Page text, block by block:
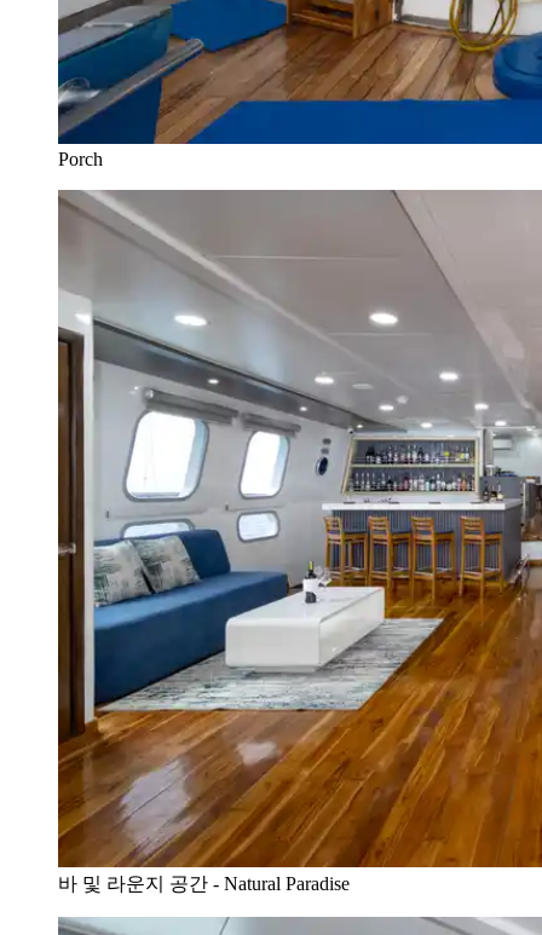
Porch
바 및 라운지 공간 - Natural Paradise